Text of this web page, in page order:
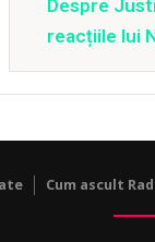
Despre
reacțiile lui
Cum ascult